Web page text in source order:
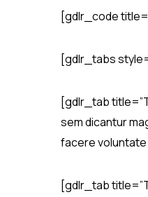
[gdlr_code
[gdlr_tabs
[gdlr_tab
sem dicantur
facere
[gdlr_tab